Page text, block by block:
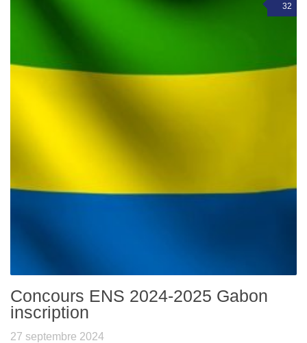
32
Concours ENS 2024-2025 Gabon
inscription
27 septembre 2024